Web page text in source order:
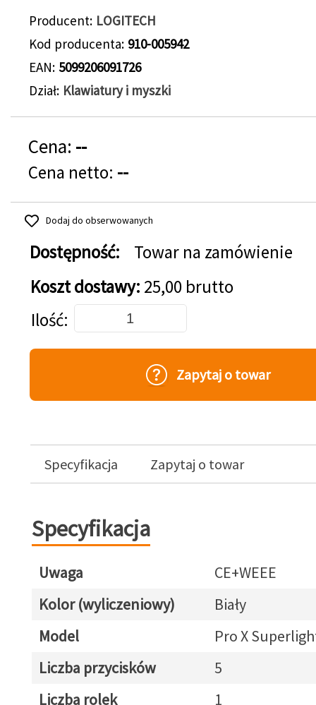
Producent LOGITECH
Kod producenta 910-005942
EAN 5099206091726
Dział Klawiatury i myszki
Cena: --
Cena netto: --
Dodaj do obserwowanych
Dostępność:
Towar na zamówienie
Koszt dostawy: 25,00 brutto
Dodaj do koszyka
Ilość
Zapytaj o towar
Specyfikacja Zapytaj o towar
Specyfikacja
Uwaga
CE+WEEE
Kolor (wyliczeniowy)
Biały
Model
Pro X
Liczba przycisków
5
Liczba rolek
1